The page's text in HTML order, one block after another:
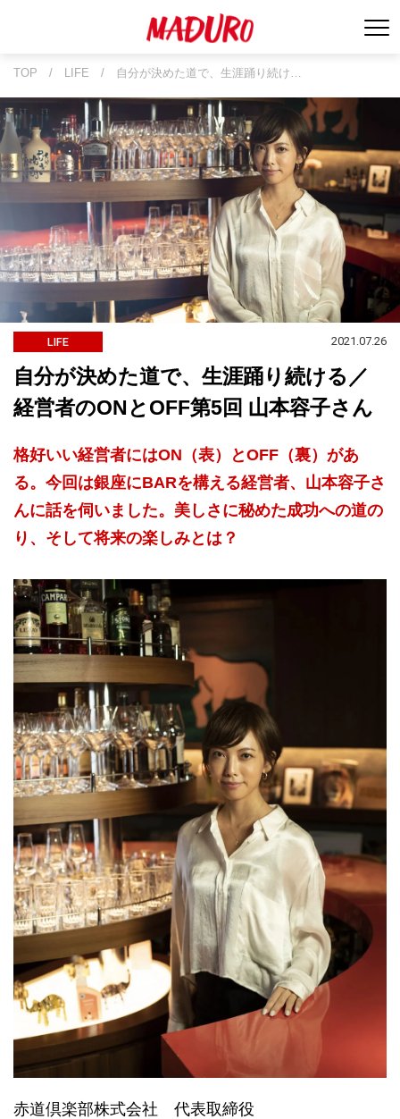
TOP / LIFE / 自分が決めた道で、生涯踊り続け…
LIFE 2021.07.26
自分が決めた道で、生涯踊り続ける／
経営者のONとOFF第5回 山本容子さん
格好いい経営者にはON（表）とOFF（裏）があ
る。今回は銀座にBARを構える経営者、山本容子さ
んに話を伺いました。美しさに秘めた成功への道の
り、そして将来の楽しみとは？
赤道倶楽部株式会社 代表取締役